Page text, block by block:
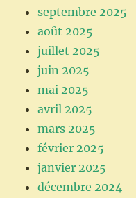
septembre 2025
août 2025
juillet 2025
juin 2025
mai 2025
avril 2025
mars 2025
février 2025
janvier 2025
décembre 2024